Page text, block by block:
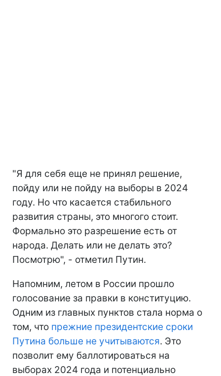
"Я для себя еще не принял решение,
пойду или не пойду на выборы в 2024
году. Но что касается стабильного
развития страны, это многого стоит.
Формально это разрешение есть от
народа. Делать или не делать это?
Посмотрю", - отметил Путин.
Напомним, летом в России прошло
голосование за правки в конституцию.
Одним из главных пунктов стала норма о
том, что прежние президентские сроки
Путина больше не учитываются. Это
позволит ему баллотироваться на
выборах 2024 года и потенциально